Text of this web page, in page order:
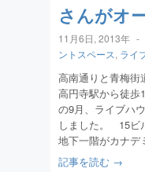
さんがオ
11月6日, 2013年 -
ントスペース, ライ
高南通りと青梅街
高円寺駅から徒歩
の9月、ライブハ
しました。 15ビ
地下一階がカナ
記事を読む →